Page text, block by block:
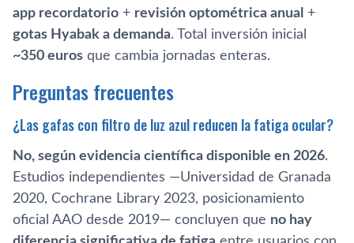
app recordatorio + revisión optométrica anual +
gotas Hyabak a demanda. Total inversión inicial
~350 euros que cambia jornadas enteras.
Preguntas frecuentes
¿Las gafas con filtro de luz azul reducen la fatiga ocular?
No, según evidencia científica disponible en 2026.
Estudios independientes —Universidad de Granada
2020, Cochrane Library 2023, posicionamiento
oficial AAO desde 2019— concluyen que no hay